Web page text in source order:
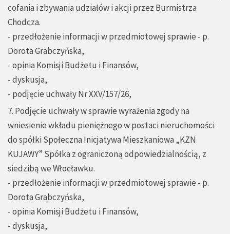
cofania i zbywania udziałów i akcji przez Burmistrza
Chodcza.
- przedłożenie informacji w przedmiotowej sprawie - p.
Dorota Grabczyńska,
- opinia Komisji Budżetu i Finansów,
- dyskusja,
- podjęcie uchwały Nr XXV/157/26,
7. Podjęcie uchwały w sprawie wyrażenia zgody na
wniesienie wkładu pieniężnego w postaci nieruchomości
do spółki Społeczna Inicjatywa Mieszkaniowa „KZN
KUJAWY” Spółka z ograniczoną odpowiedzialnością, z
siedzibą we Włocławku.
- przedłożenie informacji w przedmiotowej sprawie - p.
Dorota Grabczyńska,
- opinia Komisji Budżetu i Finansów,
- dyskusja,